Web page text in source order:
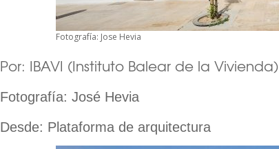
Fotografía: Jose Hevia
Por: IBAVI (Instituto Balear de la Vivienda)
Fotografía: José Hevia
Desde: Plataforma de arquitectura